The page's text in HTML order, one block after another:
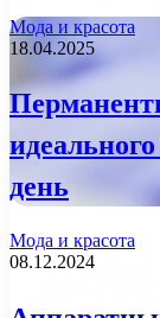
Мода и красота
18.04.2025
день
Мода и красота
08.12.2024